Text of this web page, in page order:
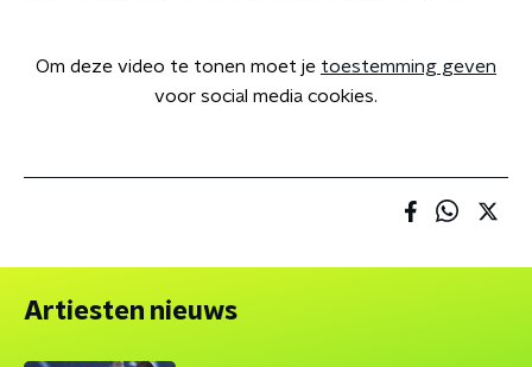
Om deze video te tonen moet je toestemming geven
voor social media cookies.
Artiesten nieuws